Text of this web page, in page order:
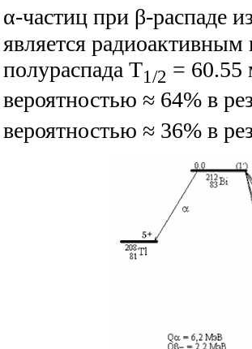
α-частиц при β-распаде
является
полураспада T1/2 = 60.55
вероятностью ≈ 64% в
вероятностью ≈ 36% в